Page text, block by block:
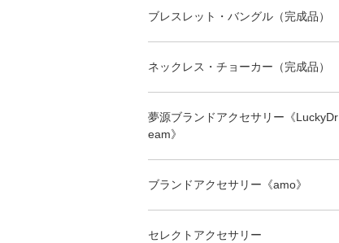
ブレスレット・バングル（完成品）
ネックレス・チョーカー（完成品）
夢源ブランドアクセサリー《LuckyDr
eam》
ブランドアクセサリー《amo》
セレクトアクセサリー